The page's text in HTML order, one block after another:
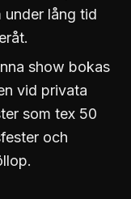
under lång tid
show bokas
vid privata
som tex 50
och